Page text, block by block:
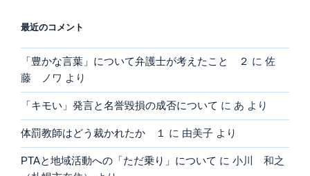
ブ
最近のコメント
「豊かな言葉」について弁護士が考えたこと ２ に 佐
藤 ノワ より
「キモい」発言と名誉毀損の成否について に あ より
体罰教師はどう裁かれたか １ に 由美子 より
PTAと地域活動への「ただ乗り」について に 小川 和之